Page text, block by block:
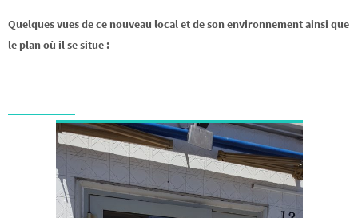
Quelques vues de ce nouveau local et de son environnement ainsi que
le plan où il se situe :